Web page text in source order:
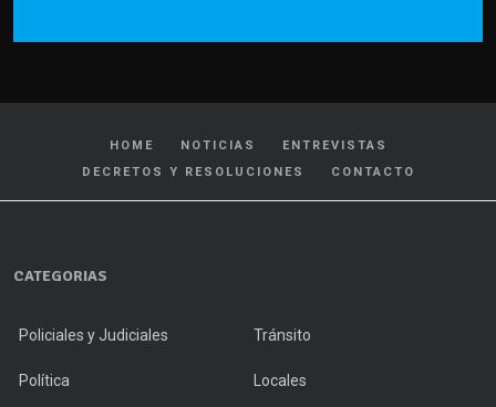
HOME NOTICIAS
ENTREVISTAS
DECRETOS Y RESOLUCIONES
CONTACTO
CATEGORIAS
Policiales y Judiciales Tránsito
Política Locales